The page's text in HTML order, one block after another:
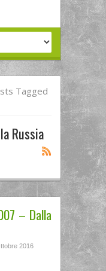
Tagged
Russia
– Dalla
2016